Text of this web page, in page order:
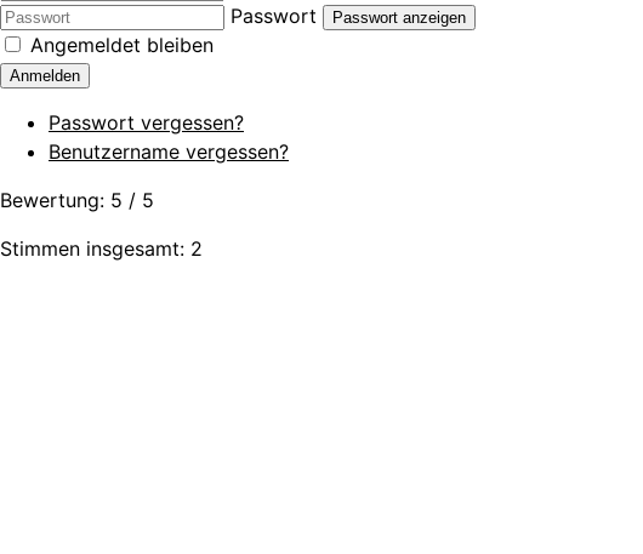
Passwort
Passwort anzeigen
Angemeldet bleiben
Anmelden
Passwort vergessen?
Benutzername vergessen?
Bewertung: 5 / 5
Stimmen insgesamt: 2